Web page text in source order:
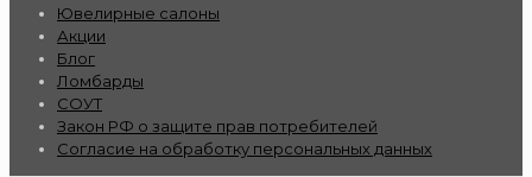
Ювелирные салоны
Акции
Блог
Ломбарды
СОУТ
Закон РФ о защите прав потребителей
Согласие на обработку персональных данных